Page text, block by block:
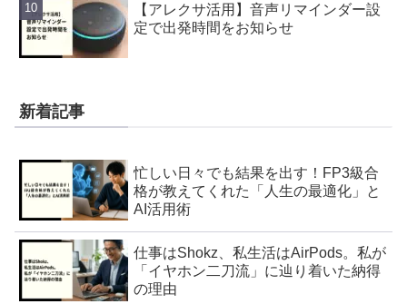
【アレクサ活用】音声リマインダー設
定で出発時間をお知らせ
新着記事
忙しい日々でも結果を出す！FP3級合
格が教えてくれた「人生の最適化」と
AI活用術
仕事はShokz、私生活はAirPods。私が
「イヤホン二刀流」に辿り着いた納得
の理由